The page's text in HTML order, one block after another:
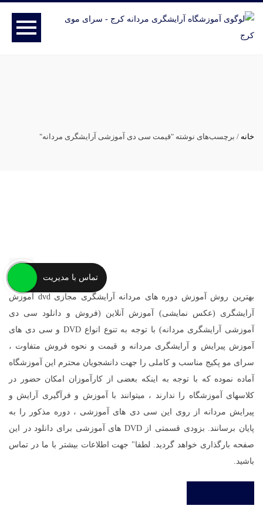
خانه / برچسب‌های نوشته "قیمت سی دی آموزشی آرایشگری مردانه"
آموزش آنلاین آرایشگری مردانه
بهترین روش آموزش دوره های مردانه آرایشگری مجازی dvd آموزش
آرایشگری (عکس نمایشی) آموزش آنلاین (فروش و دانلود سی دی
آموزشی آرایشگری مردانه) با توجه به تنوع انواع DVD و سی دی های
آموزش پیرایش و آرایشگری مردانه و قیمت و نحوه فروش متفاوت ،
سرای مو پکیج مناسب و کاملی را جهت دانشجویان محترم این آموزشگاه
آماده نموده که با توجه به اینکه بعضی از کارآموزان امکان حضور در
کلاسهای آموزشگاه را ندارند ، میتوانند با آموزش و فرآگیری آرایش و
پیرایش مردانه از روی این سی دی های آموزشی ، دوره مذکور را به
پایان برسانند. بزودی قسمتی از DVD های آموزشی برای دانلود در این
صفحه بارگذاری خواهد گردید. لطفا" جهت اطلاعات بیشتر با ما در تماس
باشید.
تماس با مدیریت